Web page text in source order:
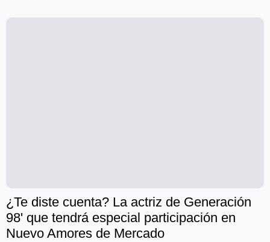
¿Te diste cuenta? La actriz de Generación
98' que tendrá especial participación en
Nuevo Amores de Mercado